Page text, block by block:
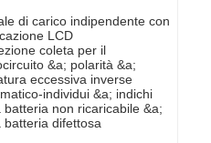
di carico indipendente con
LCD
coleta per il
&a; polarità &a;
eccessiva inverse
individui &a; indichi
batteria non ricaricabile &a;
batteria difettosa